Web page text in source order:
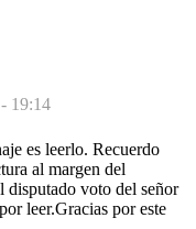
19:14
es leerlo. Recuerdo
al margen del
disputado voto del señor
leer.Gracias por este